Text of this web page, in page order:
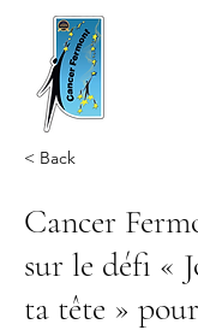
< Back
Cancer
sur le défi «
ta tête »